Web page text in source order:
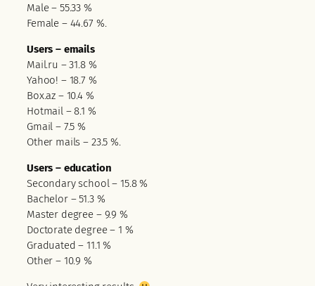
Male – 55.33 %
Female – 44.67 %.
Users – emails
Mail.ru – 31.8 %
Yahoo! – 18.7 %
Box.az – 10.4 %
Hotmail – 8.1 %
Gmail – 7.5 %
Other mails – 23.5 %.
Users – education
Secondary school – 15.8 %
Bachelor – 51.3 %
Master degree – 9.9 %
Doctorate degree – 1 %
Graduated – 11.1 %
Other – 10.9 %